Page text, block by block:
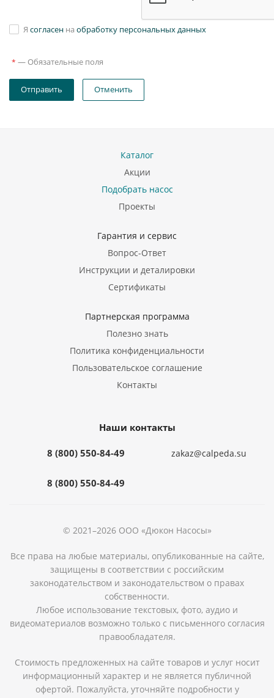
Я согласен на обработку персональных данных
* — Обязательные поля
Отправить Отменить
Каталог
Акции
Подобрать насос
Проекты
Гарантия и сервис
Вопрос-Ответ
Инструкции и деталировки
Сертификаты
Партнерская программа
Полезно знать
Политика конфиденциальности
Пользовательское соглашение
Контакты
Наши контакты
8 (800) 550-84-49
8 (800) 550-84-49
zakaz@calpeda.su
© 2021–2026 ООО «Дюкон Насосы»
Все права на любые материалы, опубликованные на сайте,
защищены в соответствии с российским
законодательством и законодательством о правах
собственности.
Любое использование текстовых, фото, аудио и
видеоматериалов возможно только с письменного согласия
правообладателя.
Стоимость предложенных на сайте товаров и услуг носит
информационный характер и не является публичной
офертой. Пожалуйста, уточняйте подробности у